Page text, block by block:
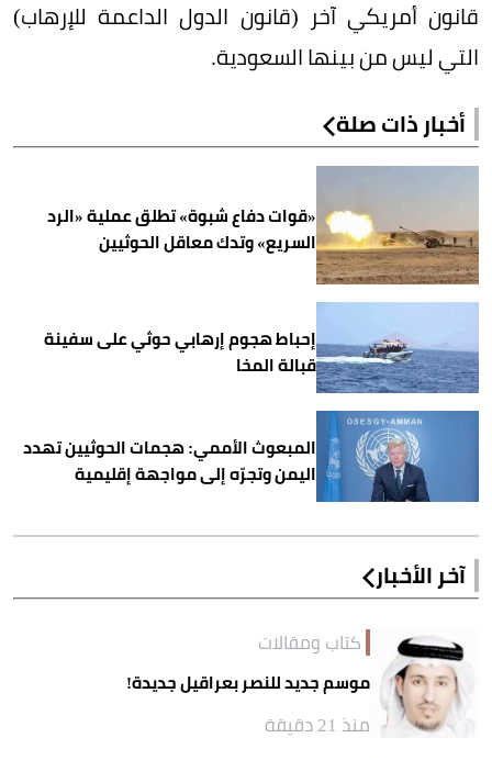
قانون أمريكي آخر (قانون الدول الداعمة للإرهاب)
التي ليس من بينها السعودية.
أخبار ذات صلة
«قوات دفاع شبوة» تطلق عملية «الرد
السريع» وتدك معاقل الحوثيين
إحباط هجوم إرهابي حوثي على سفينة
قبالة المخا
المبعوث الأممي: هجمات الحوثيين تهدد
اليمن وتجرّه إلى مواجهة إقليمية
آخر الأخبار
كتاب ومقالات
موسم جديد للنصر بعراقيل جديدة!
منذ 21 دقيقة